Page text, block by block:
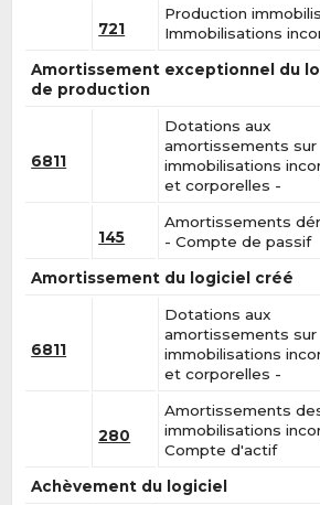
721
Production
Immobilisations
Amortissement exceptionnel du
de production
6811
Dotations aux
amortissements sur
immobilisations
et corporelles -
145
Amortissements
- Compte de passif
Amortissement du logiciel créé
6811
Dotations aux
amortissements sur
immobilisations
et corporelles -
280
Amortissements
immobilisations
Compte d'actif
Achèvement du logiciel